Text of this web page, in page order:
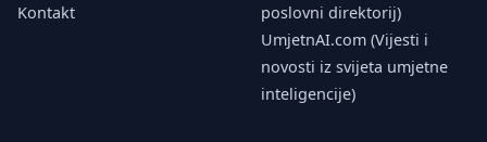
Kontakt
poslovni direktorij)
UmjetnAI.com (Vijesti i
novosti iz svijeta umjetne
inteligencije)